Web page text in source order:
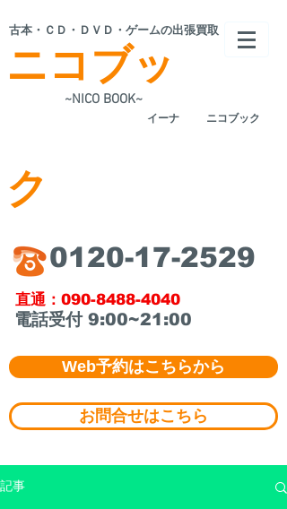
~NICO BOOK~
ニコブッ
ク
​古本・ＣＤ・ＤＶＤ・ゲームの出張買取
​イーナ
​0120-17-2529
ニコブック
​直通：090-8488-4040
​電話受付 9:00~21:00
Web予約はこちらから
お問合せはこちら
記事